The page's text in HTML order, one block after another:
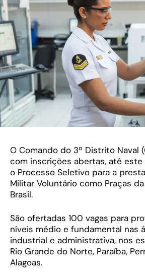
O Comando do 3º Distrito Naval
com inscrições abertas, até este
o Processo Seletivo para a
Militar Voluntário como Praças
Brasil.
São ofertadas 100 vagas para
níveis médio e fundamental nas
industrial e administrativa, nos
Rio Grande do Norte, Paraíba,
Alagoas.